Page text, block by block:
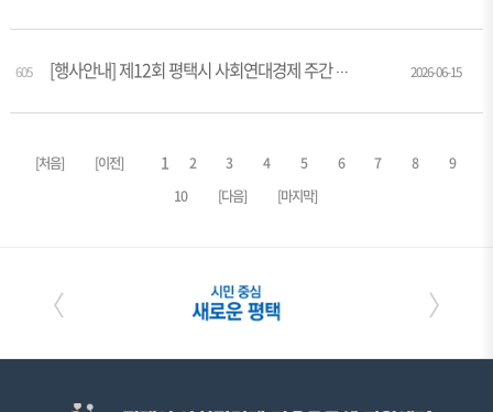
605 [행사안내] 제12회 평택시 사회연대경제 주간 기념행사 2026-06-15
[처음] [이전] 1 2 3 4 5 6 7 8
9
10
[다음] [마지막]
〈 〉